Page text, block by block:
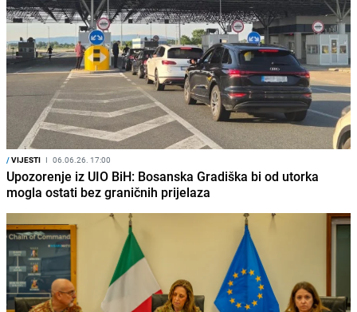
/VIJESTI I 06.06.26. 17:00
Upozorenje iz UIO BiH: Bosanska Gradiška bi od utorka
mogla ostati bez graničnih prijelaza